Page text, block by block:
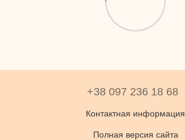
+38 097 236 18 68
Контактная информация
Полная версия сайта